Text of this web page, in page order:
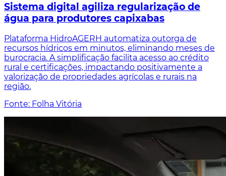
Sistema digital agiliza regularização de
água para produtores capixabas
Plataforma HidroAGERH automatiza outorga de
recursos hídricos em minutos, eliminando meses de
burocracia. A simplificação facilita acesso ao crédito
rural e certificações, impactando positivamente a
valorização de propriedades agrícolas e rurais na
região.
Fonte: Folha Vitória